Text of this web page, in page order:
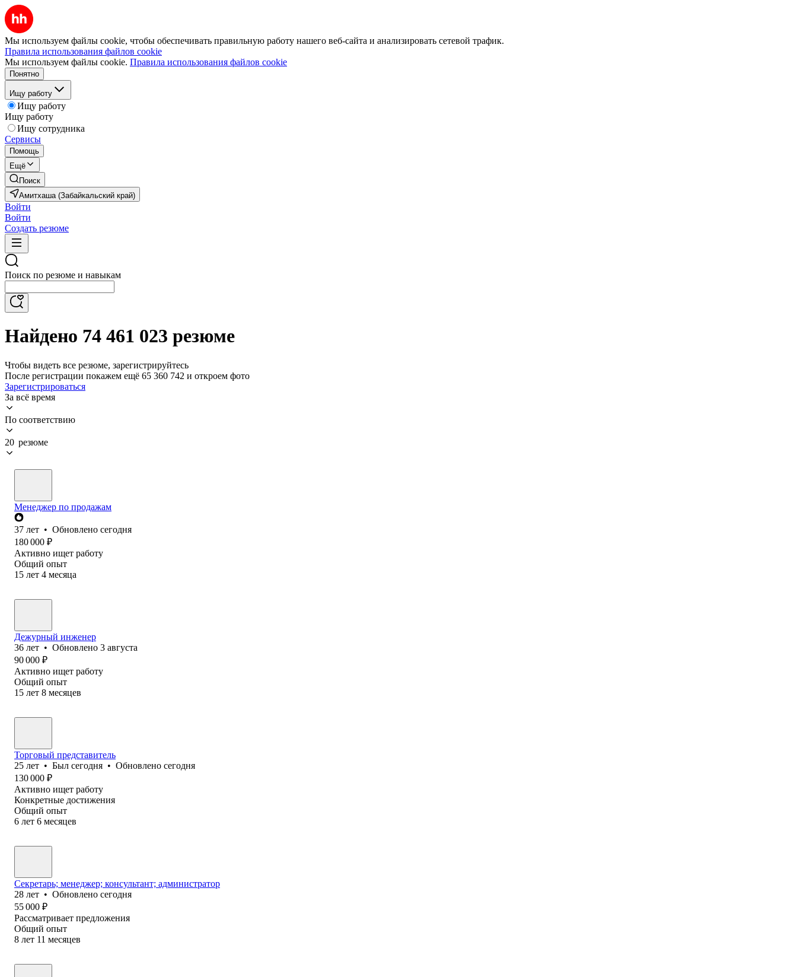
Мы используем файлы cookie, чтобы обеспечивать правильную работу нашего веб-сайта и анализировать сетевой трафик.
Правила использования файлов cookie
Мы используем файлы cookie. Правила использования файлов cookie
Понятно
Ищу работу
Ищу работу
Ищу работу
Ищу сотрудника
Сервисы
Помощь
Ещё
Поиск
Амитхаша (Забайкальский край)
Войти
Войти
Создать резюме
Поиск по резюме и навыкам
Найдено 74 461 023 резюме
Чтобы видеть все резюме, зарегистрируйтесь
После регистрации покажем ещё 65 360 742 и откроем фото
Зарегистрироваться
За всё время
По соответствию
20 резюме
Менеджер по продажам
37 лет • Обновлено сегодня
180 000 ₽
Активно ищет работу
Общий опыт
15 лет 4 месяца
Дежурный инженер
36 лет • Обновлено 3 августа
90 000 ₽
Активно ищет работу
Общий опыт
15 лет 8 месяцев
Торговый представитель
25 лет • Был сегодня • Обновлено сегодня
130 000 ₽
Активно ищет работу
Конкретные достижения
Общий опыт
6 лет 6 месяцев
Секретарь; менеджер; консультант; администратор
28 лет • Обновлено сегодня
55 000 ₽
Рассматривает предложения
Общий опыт
8 лет 11 месяцев